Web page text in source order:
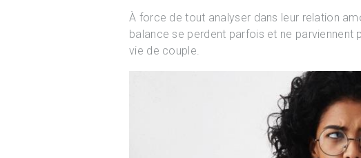
À force de tout analyser dans leur relation
balance se perdent parfois et ne parviennent
vie de couple.